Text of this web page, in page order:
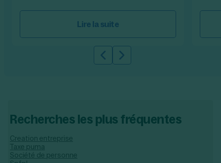
Lire la suite
Slide précédente
Slide suivante
Recherches les plus fréquentes
Creation entreprise
Taxe puma
Société de personne